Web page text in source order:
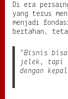
:
r
t
Di era
yang terus
menjadi
bertahan,
“Bisnis bisa
jelek, tapi
dengan